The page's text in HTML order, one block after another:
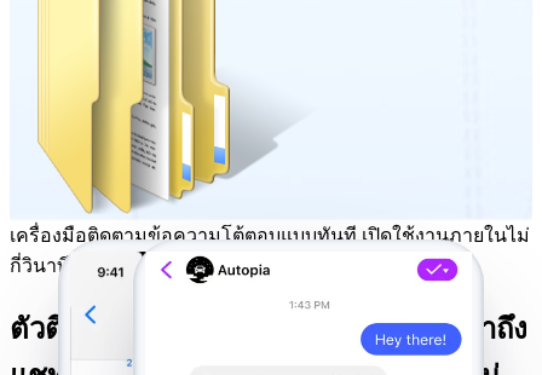
เครื่องมือติดตามข้อความโต้ตอบแบบทันที เปิดใช้งานภายในไม่
กี่วินาที
ตัวติดตาม FB Messenger แบบลับ: เข้าถึง